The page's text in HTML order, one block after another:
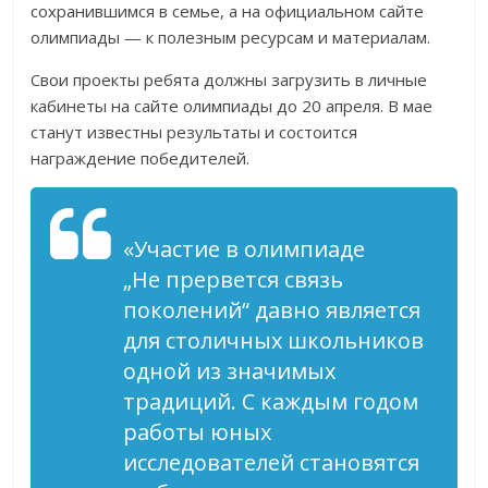
сохранившимся в семье, а на официальном сайте
олимпиады — к полезным ресурсам и материалам.
Свои проекты ребята должны загрузить в личные
кабинеты на сайте олимпиады до 20 апреля. В мае
станут известны результаты и состоится
награждение победителей.
«Участие в олимпиаде
„Не прервется связь
поколений“ давно является
для столичных школьников
одной из значимых
традиций. С каждым годом
работы юных
исследователей становятся